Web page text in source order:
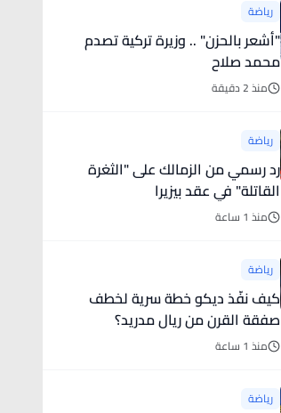
رياضة
"أشعر بالحزن" .. وزيرة تركية تصدم
محمد صلاح
منذ 2 دقيقة
رياضة
رد رسمي من الزمالك على "الثغرة
القاتلة" في عقد بيزيرا
منذ 1 ساعة
رياضة
كيف نفّذ ديكو خطة سرية لخطف
صفقة القرن من ريال مدريد؟
منذ 1 ساعة
رياضة